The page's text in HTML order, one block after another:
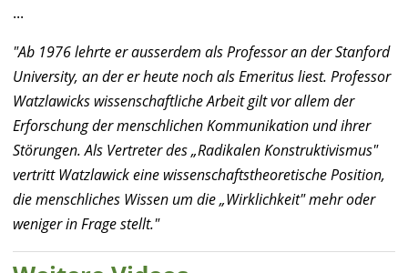
...
"Ab 1976 lehrte er ausserdem als Professor an der Stanford
University, an der er heute noch als Emeritus liest. Professor
Watzlawicks wissenschaftliche Arbeit gilt vor allem der
Erforschung der menschlichen Kommunikation und ihrer
Störungen. Als Vertreter des „Radikalen Konstruktivismus"
vertritt Watzlawick eine wissenschaftstheoretische Position,
die menschliches Wissen um die „Wirklichkeit" mehr oder
weniger in Frage stellt."